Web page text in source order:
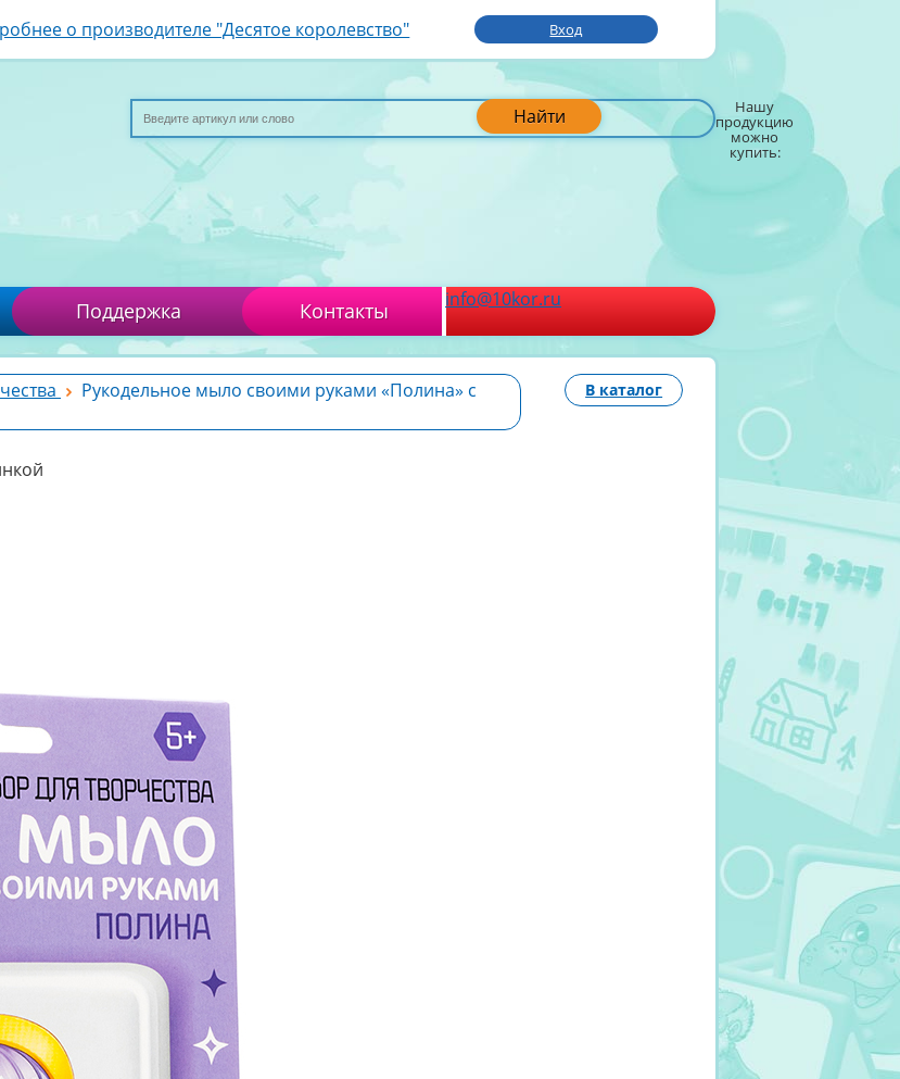
о производителе "Десятое королевство" Вход
Найти Нашу
продукцию
можно
купить:
Поддержка Контакты info@10kor.ru
Рукодельное мыло своими руками «Полина» с
В каталог